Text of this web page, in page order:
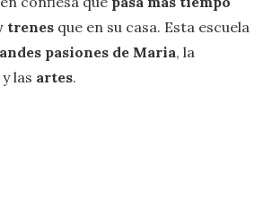
trenes que en su casa. Esta escuela
pasiones de Maria, la
y las artes.